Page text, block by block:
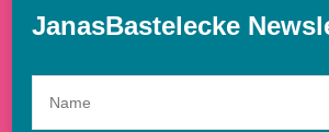
JanasBastelecke